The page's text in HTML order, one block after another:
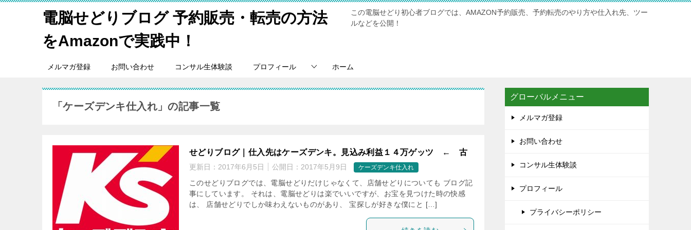
電脳せどりブログ 予約販売・転売の方法
をAmazonで実践中！
この電脳せどり初心者ブログでは、AMAZON予約販売、予約転売のやり方や仕入れ先、ツー
ルなどを公開！
メルマガ登録 お問い合わせ コンサル生体験談 プロフィール ホーム
「ケーズデンキ仕入れ」の記事一覧
せどりブログ｜仕入先はケーズデンキ。見込み利益１４万ゲッツ ← 古
更新日： 2017年6月5日 公開日： 2017年5月9日 ケーズデンキ仕入れ
このせどりブログでは、電脳せどりだけじゃなくて、店舗せどりについても ブログ記
事にしています。 それは、電脳せどりは楽でいいですが、お宝を見つけた時の快感
は、 店舗せどりでしか味わえないものがあり、 宝探しが好きな僕にと […]
グローバルメニュー
メルマガ登録
お問い合わせ
コンサル生体験談
プロフィール
プライバシーポリシー